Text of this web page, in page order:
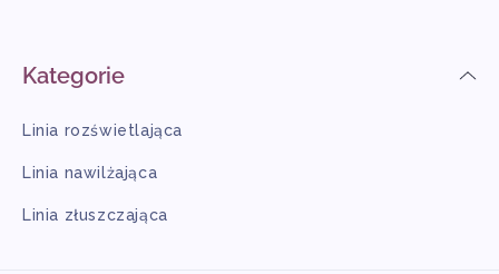
Kategorie
Linia rozświetlająca
Linia nawilżająca
Linia złuszczająca